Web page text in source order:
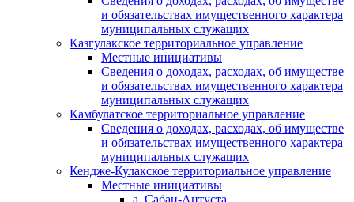
и обязательствах имущественного характера
муниципальных служащих
Казгулакское территориальное управление
Местные инициативы
Сведения о доходах, расходах, об имуществе
и обязательствах имущественного характера
муниципальных служащих
Камбулатское территориальное управление
Сведения о доходах, расходах, об имуществе
и обязательствах имущественного характера
муниципальных служащих
Кендже-Кулакское территориальное управление
Местные инициативы
а. Сабан-Антуста